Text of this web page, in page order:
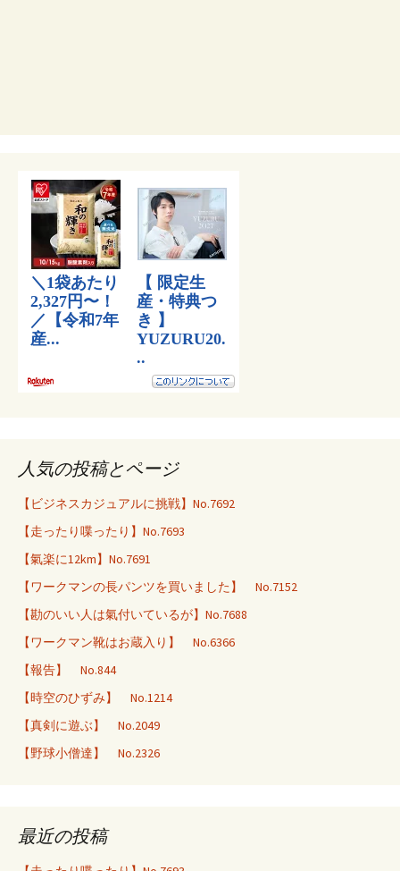
人気の投稿とページ
【ビジネスカジュアルに挑戦】No.7692
【走ったり喋ったり】No.7693
【氣楽に12km】No.7691
【ワークマンの長パンツを買いました】 No.7152
【勘のいい人は氣付いているが】No.7688
【ワークマン靴はお蔵入り】 No.6366
【報告】 No.844
【時空のひずみ】 No.1214
【真剣に遊ぶ】 No.2049
【野球小僧達】 No.2326
最近の投稿